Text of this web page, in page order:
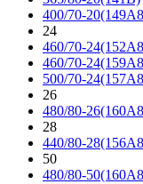
400/70-
24
460/70-
460/70-
500/70-
26
480/80-
28
440/80-
50
480/80-